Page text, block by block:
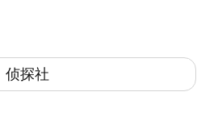
侦探社